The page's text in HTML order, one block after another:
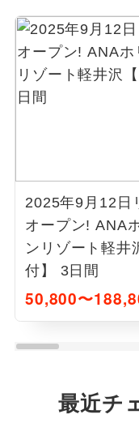
2025年9月12日
オープン! ANA
ンリゾート軽井
付】 3日間
50,800〜
最近チ